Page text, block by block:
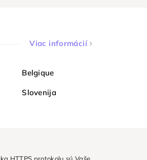
Viac informácií
Belgique
Slovenija